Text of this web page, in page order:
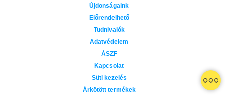
Grace and Glory - Kegyelem és
dicsőség (Az Előhírnök-trilógia
Különleges éldekorált kiadás!
Bad Girl Reputation
lány (Avalon Bay 2.)
Elle Kennedy
Újdonságaink
Előrendelhető
Tudnivalók
Adatvédelem
ÁSZF
Kapcsolat
Süti kezelés
Árkötött termékek